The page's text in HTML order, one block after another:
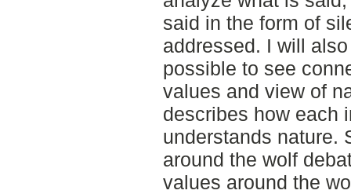
said in the form of
addressed. I will
possible to see
values and view of
describes how each
understands nature.
around the wolf
values around the